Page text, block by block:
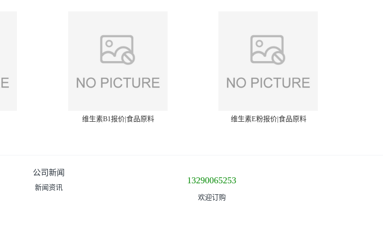
维生素B1报价|食品原料 维生素E粉报价|食品原料
公司新闻
新闻资讯
13290065253
欢迎订购